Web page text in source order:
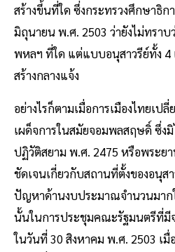
สร้างขึ้นที่ใด ซึ่งกระทรวงศึกษาธิ
มิถุนายน พ.ศ. 2503 ว่ายังไม่ทราบ
พหลฯ ที่ใด แต่แบบอนุสาวรีย์ทั้ง
สร้างกลางแจ้ง
อย่างไรก็ตามเมื่อการเมืองไทยเป
เผด็จการในสมัยจอมพลสฤษดิ์ ซึ่ง
ปฏิวัติสยาม พ.ศ. 2475 หรือพระย
ชัดเจนเกี่ยวกับสถานที่ตั้งของอนุส
ปัญหาด้านงบประมาณจำนวนมาก
นั้นในการประชุมคณะรัฐมนตรีที่
ในวันที่ 30 สิงหาคม พ.ศ. 2503 เมื่